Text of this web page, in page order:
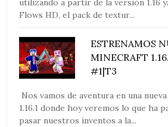
utilizando a partir de la versión 1.16
Flows HD, el pack de textur...
ESTRENAMOS
MINECRAFT
#1|T3
Nos vamos de aventura en una
1.16.1 donde hoy veremos lo que ha
pasar nuestros inventos a la...